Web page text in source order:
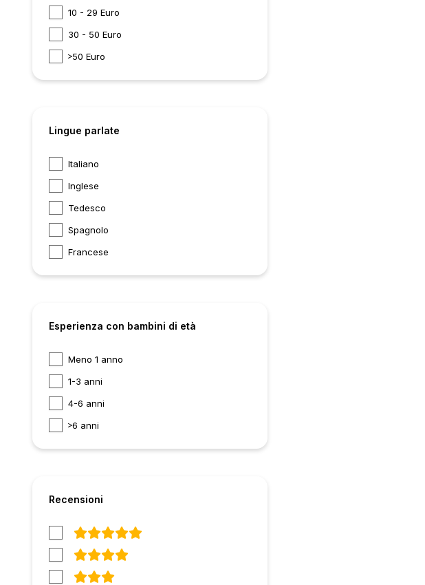
10 - 29 Euro
30 - 50 Euro
50 Euro
Lingue parlate
Italiano
Inglese
Tedesco
Spagnolo
Francese
Esperienza con bambini di età
Meno 1 anno
1-3 anni
4-6 anni
6 anni
Recensioni